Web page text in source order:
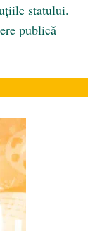
statului.
publică